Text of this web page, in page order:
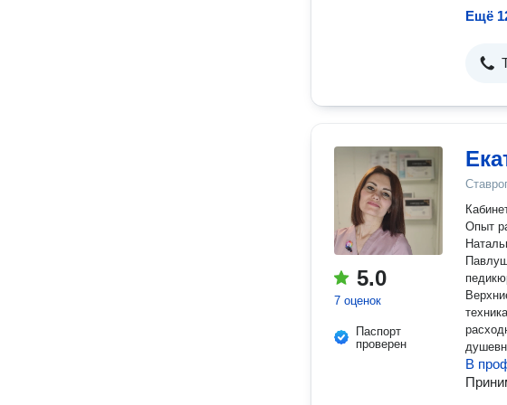
Ещё
5.0
7 оценок
Паспорт
проверен
Опыт
В